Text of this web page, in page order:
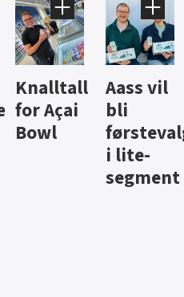
Brus og
jus fra
Berentsen
Hard
iste fra
Hansa